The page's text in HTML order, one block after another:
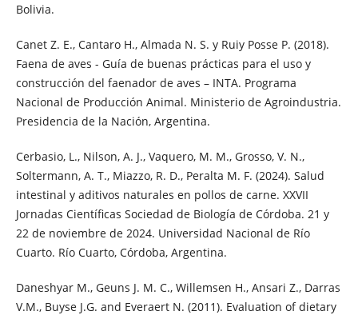
Bolivia.
Canet Z. E., Cantaro H., Almada N. S. y Ruiy Posse P. (2018).
Faena de aves - Guía de buenas prácticas para el uso y
construcción del faenador de aves – INTA. Programa
Nacional de Producción Animal. Ministerio de Agroindustria.
Presidencia de la Nación, Argentina.
Cerbasio, L., Nilson, A. J., Vaquero, M. M., Grosso, V. N.,
Soltermann, A. T., Miazzo, R. D., Peralta M. F. (2024). Salud
intestinal y aditivos naturales en pollos de carne. XXVII
Jornadas Científicas Sociedad de Biología de Córdoba. 21 y
22 de noviembre de 2024. Universidad Nacional de Río
Cuarto. Río Cuarto, Córdoba, Argentina.
Daneshyar M., Geuns J. M. C., Willemsen H., Ansari Z., Darras
V.M., Buyse J.G. and Everaert N. (2011). Evaluation of dietary